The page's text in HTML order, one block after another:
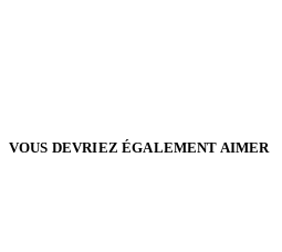
VOUS DEVRIEZ ÉGALEMENT AIMER